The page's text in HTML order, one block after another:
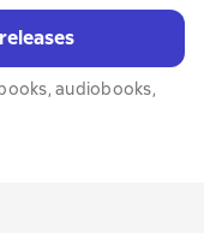
audiobooks,